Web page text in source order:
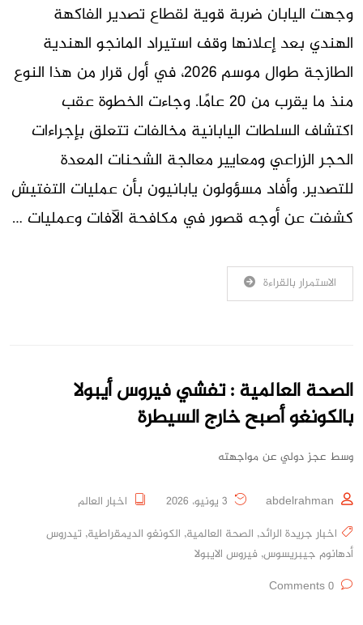
وجهت اليابان ضربة قوية لقطاع تصدير الفاكهة
الهندي بعد إعلانها وقف استيراد المانجو الهندية
الطازجة طوال موسم 2026، في أول قرار من هذا النوع
منذ ما يقرب من 20 عامًا. وجاءت الخطوة عقب
اكتشاف السلطات اليابانية مخالفات تتعلق بإجراءات
الحجر الزراعي ومعايير معالجة الشحنات المعدة
للتصدير. وأفاد مسؤولون يابانيون بأن عمليات التفتيش
كشفت عن أوجه قصور في مكافحة الآفات وعمليات …
الاستمرار بالقراءة
الصحة العالمية : تفشي فيروس أيبولا
بالكونغو أصبح خارج السيطرة
وسط عجز دولي عن مواجهته
abdelrahman
اخبار العالم
اخبار جريدة الرائد, الصحة العالمية, الكونغو الديمقراطية, تيدروس
أدهانوم جيبريسوس, فيروس الايبولا